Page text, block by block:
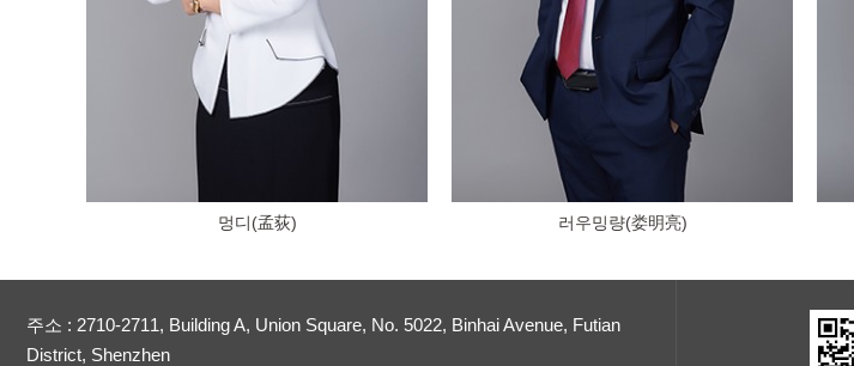
멍디(孟荻) 러우밍량(娄明亮)
주소 : 2710-2711, Building A, Union Square, No. 5022, Binhai Avenue, Futian
District, Shenzhen